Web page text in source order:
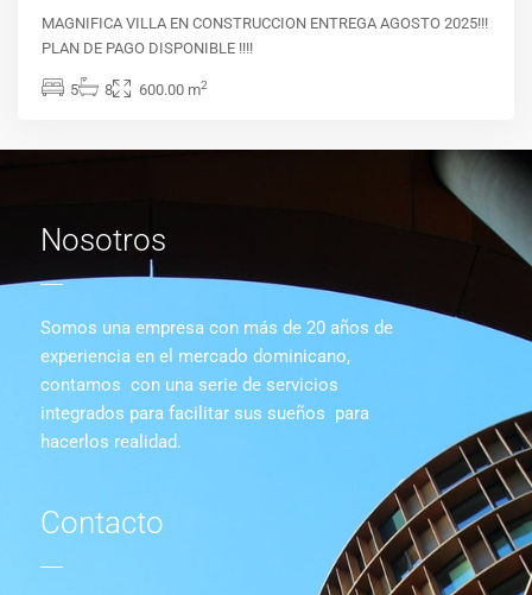
MAGNIFICA VILLA EN CONSTRUCCION ENTREGA AGOSTO 2025!!!
PLAN DE PAGO DISPONIBLE !!!!
5 8 600.00 m2
Nosotros
Somos una empresa con más de 20 años de
experiencia en el mercado dominicano,
contamos con una serie de servicios
integrados para facilitar sus sueños para
hacerlos realidad.
Contacto